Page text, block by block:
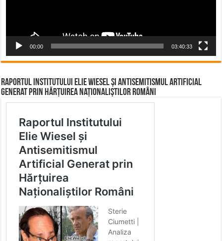
00:00 03:40:33
Raportul Institutului Elie Wiesel și Antisemitismul Artificial
Generat prin Hărțuirea Naționaliștilor Români